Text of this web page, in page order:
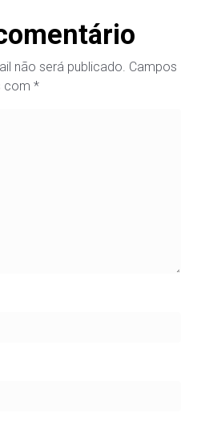
não será publicado. Campos
com *